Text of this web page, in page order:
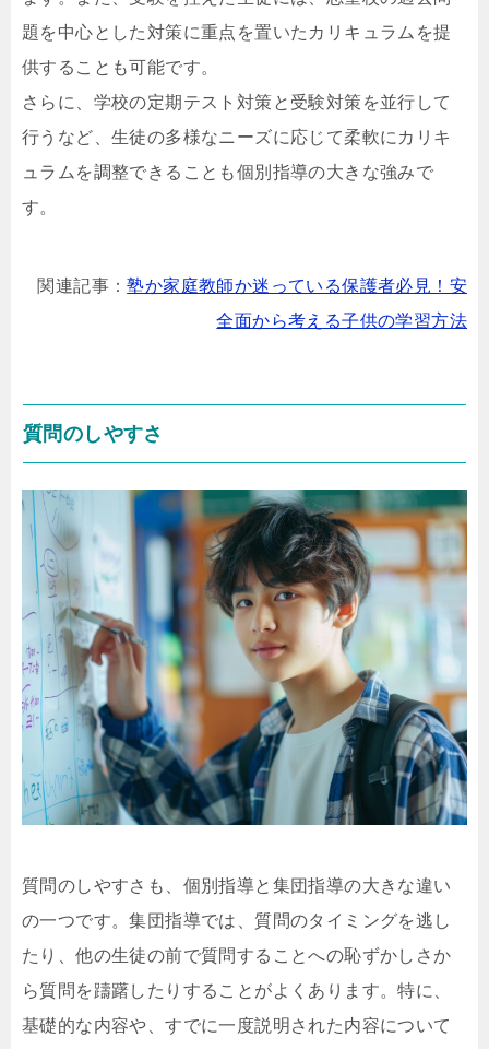
題を中心とした対策に重点を置いたカリキュラムを提
供することも可能です。
さらに、学校の定期テスト対策と受験対策を並行して
行うなど、生徒の多様なニーズに応じて柔軟にカリキ
ュラムを調整できることも個別指導の大きな強みで
す。
関連記事：塾か家庭教師か迷っている保護者必見！安
全面から考える子供の学習方法
質問のしやすさ
質問のしやすさも、個別指導と集団指導の大きな違い
の一つです。集団指導では、質問のタイミングを逃し
たり、他の生徒の前で質問することへの恥ずかしさか
ら質問を躊躇したりすることがよくあります。特に、
基礎的な内容や、すでに一度説明された内容について